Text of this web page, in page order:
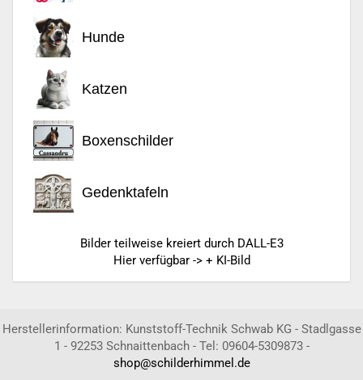
Hunde
Katzen
Boxenschilder
Gedenktafeln
Bilder teilweise kreiert durch DALL-E3
Hier verfügbar -> + KI-Bild
Herstellerinformation: Kunststoff-Technik Schwab KG - Stadlgasse
1 - 92253 Schnaittenbach - Tel: 09604-5309873 -
shop@schilderhimmel.de